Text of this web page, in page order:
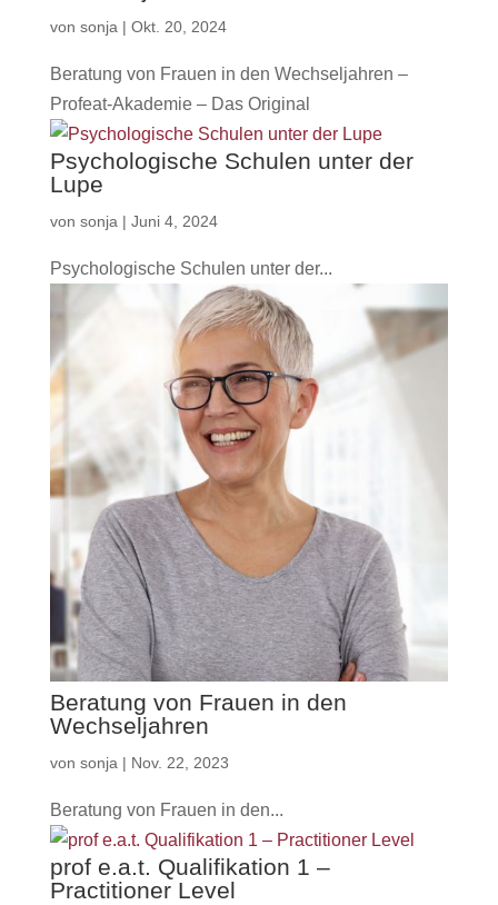
von sonja | Okt. 20, 2024
Beratung von Frauen in den Wechseljahren –
Profeat-Akademie – Das Original
Psychologische Schulen unter der
Lupe
von sonja | Juni 4, 2024
Psychologische Schulen unter der...
Beratung von Frauen in den
Wechseljahren
von sonja | Nov. 22, 2023
Beratung von Frauen in den...
prof e.a.t. Qualifikation 1 –
Practitioner Level